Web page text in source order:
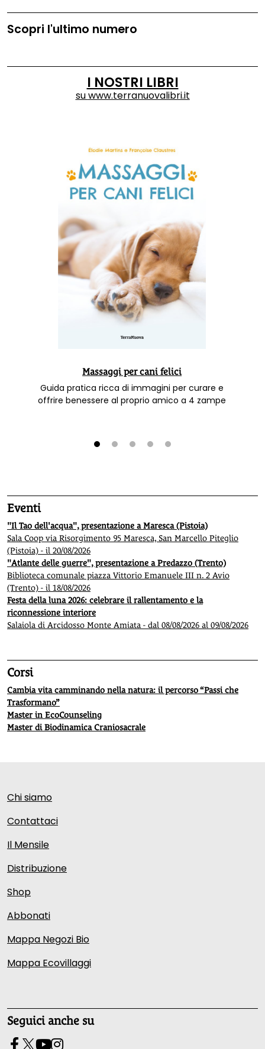
Scopri l'ultimo numero
I NOSTRI LIBRI
suwww.terranuovalibri.it
Massaggi per cani felici
Guida pratica ricca di immagini per curare e
offrire benessere al proprio amico a 4 zampe
Eventi
"Il Tao dell'acqua", presentazione a Maresca (Pistoia)
Sala Coop via Risorgimento 95 Maresca, San Marcello Piteglio
(Pistoia) - il 20/08/2026
"Atlante delle guerre", presentazione a Predazzo (Trento)
Biblioteca comunale piazza Vittorio Emanuele III n. 2 Avio
(Trento) - il 18/08/2026
Festa della luna 2026: celebrare il rallentamento e la
riconnessione interiore
Salaiola di Arcidosso Monte Amiata - dal 08/08/2026 al 09/08/2026
Corsi
Cambia vita camminando nella natura: il percorso “Passi che
Trasformano”
Master in EcoCounseling
Master di Biodinamica Craniosacrale
Chi siamo
Contattaci
Il Mensile
Distribuzione
Shop
Abbonati
Mappa Negozi Bio
Mappa Ecovillaggi
Seguici anche su